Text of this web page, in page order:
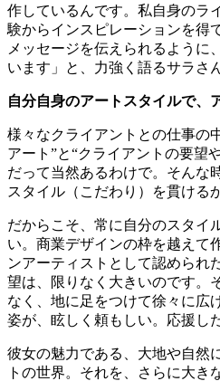
作しているんです。私自身のラ
験からインスピレーションを得
メッセージを伝えられるように
います」と、力強く語るサラさん
自分自身のアートスタイルで、
様々なクライアントとの仕事の
アート”と“クライアントの要望
だって当然あるわけで。そんな
スタイル（こだわり）を貫ける
だからこそ、常に自分のスタイ
い。商業デザインの枠を越えて
ンアーティストとして認められ
望は、限りなく大きいのです。
なく、地に足をつけて徐々に広
姿が、眩しく頼もしい。応援し
彼女の魅力である、大地や自然
トの世界。それを、さらに大き